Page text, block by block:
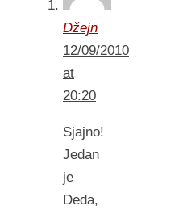
Džejn
12/09/2010
at
20:20
Sjajno!
Jedan
je
Deda,